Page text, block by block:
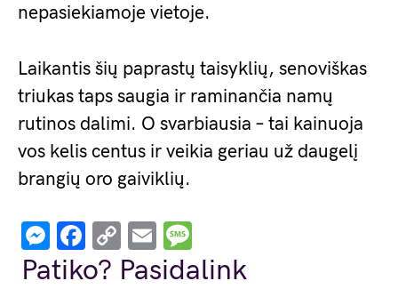
nepasiekiamoje vietoje.
Laikantis šių paprastų taisyklių, senoviškas
triukas taps saugia ir raminančia namų
rutinos dalimi. O svarbiausia – tai kainuoja
vos kelis centus ir veikia geriau už daugelį
brangių oro gaiviklių.
Messenger
Facebook
Copy
Link
Email
Patiko? Pasidalink